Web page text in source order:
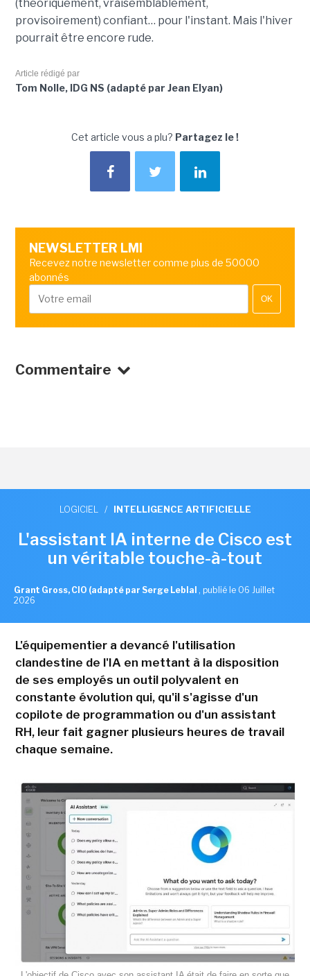
(théoriquement, vraisemblablement,
provisoirement) confiant… pour l'instant. Mais l'hiver
pourrait être encore rude.
Article rédigé par
Tom Nolle, IDG NS (adapté par Jean Elyan)
Cet article vous a plu? Partagez le !
NEWSLETTER LMI
Recevez notre newsletter comme plus de 50000
abonnés
OK
Commentaire
LOGICIEL / INTELLIGENCE ARTIFICIELLE
L'assistant IA interne de Cisco est
un véritable touche-à-tout
Grant Gross, CIO (adapté par Serge Leblal , publié le 06 Juillet
2026
L'équipementier a devancé l'utilisation
clandestine de l'IA en mettant à la disposition
de ses employés un outil polyvalent en
constante évolution qui, qu'il s'agisse d'un
copilote de programmation ou d'un assistant
RH, leur fait gagner plusieurs heures de travail
chaque semaine.